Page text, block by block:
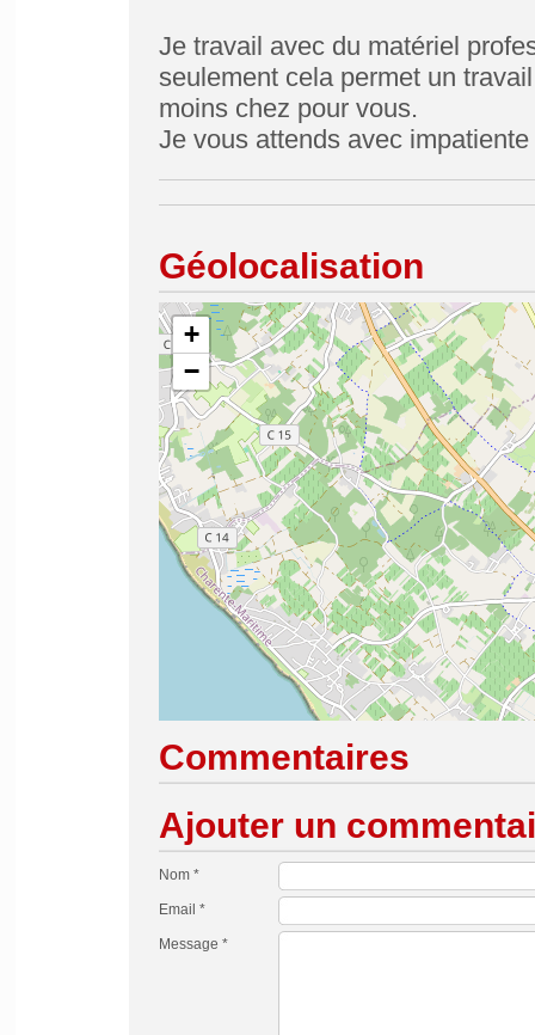
Je travail avec du matériel
seulement cela permet un
moins chez pour vous.
Je vous attends avec
Géolocalisation
+
−
Commentaires
Ajouter un
Nom *
Email *
Message *